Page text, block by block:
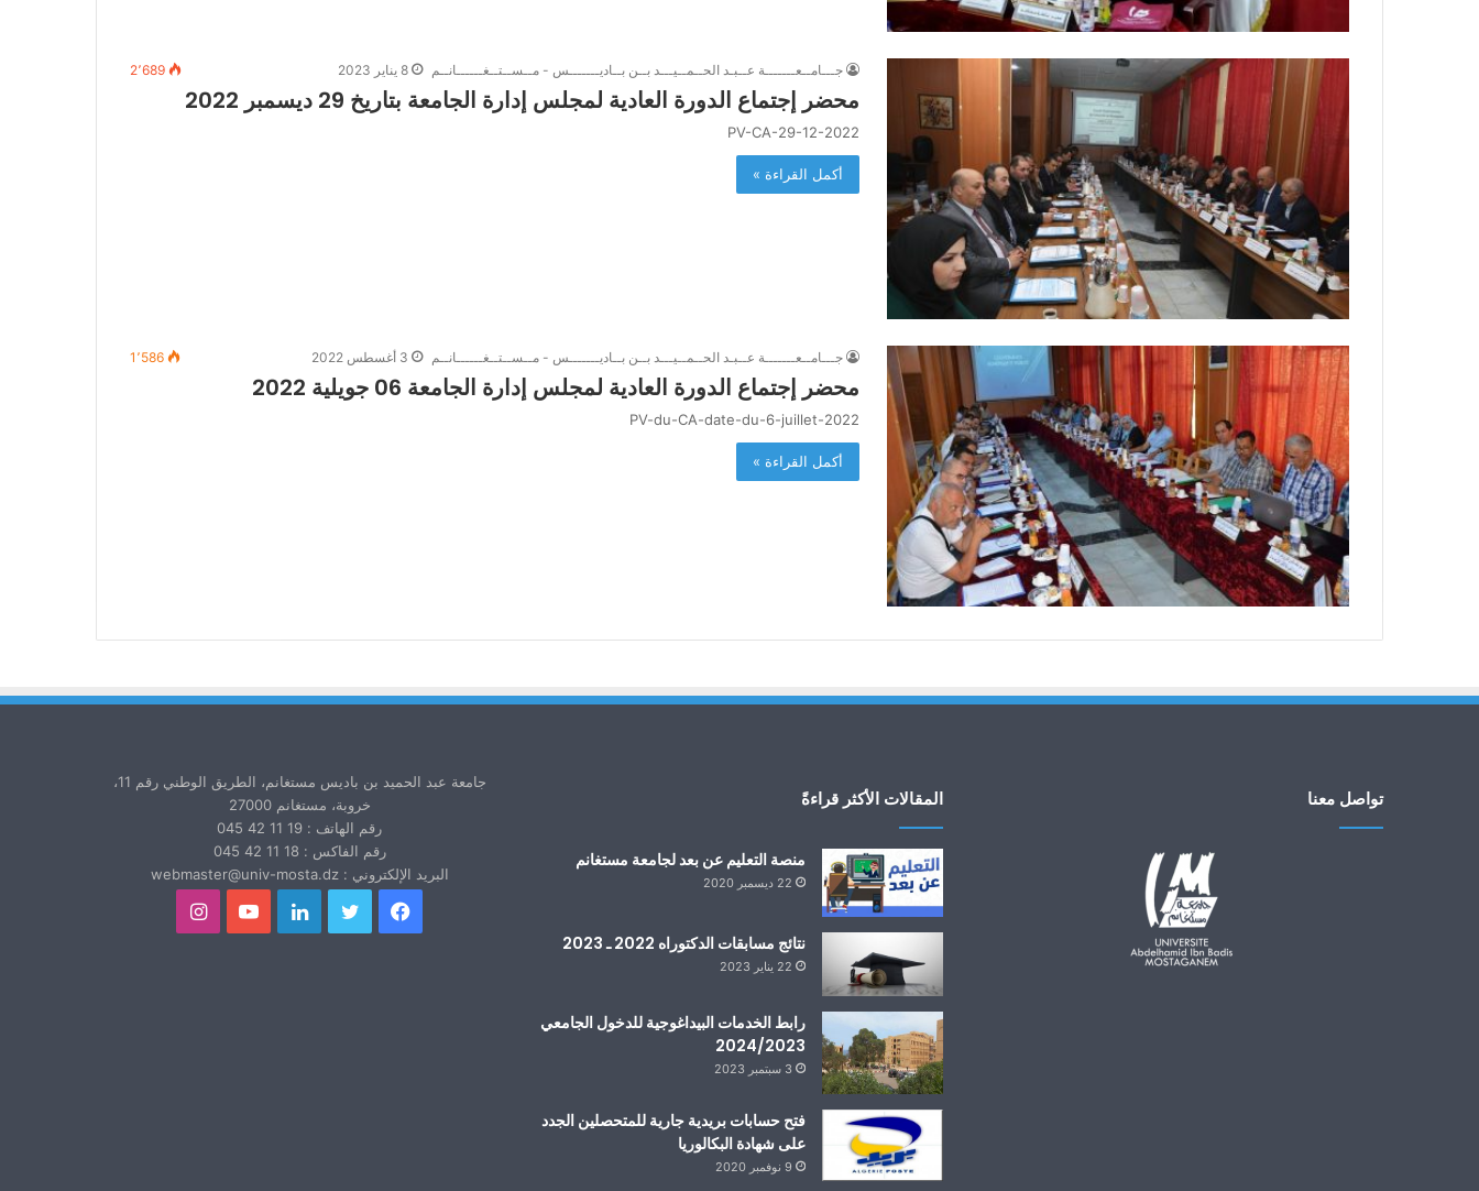
جـــامــعـــــــة عــبـد الحــمــيـــد بــن بــاديـــــــس - مــســتــغــــــانــم 8 يناير 2023 2٬689
محضر إجتماع الدورة العادية لمجلس إدارة الجامعة بتاريخ 29 ديسمبر 2022
PV-CA-29-12-2022
أكمل القراءة »
جـــامــعـــــــة عــبـد الحــمــيـــد بــن بــاديـــــــس - مــســتــغــــــانــم 3 أغسطس 2022 1٬586
محضر إجتماع الدورة العادية لمجلس إدارة الجامعة 06 جويلية 2022
PV-du-CA-date-du-6-juillet-2022
أكمل القراءة »
تواصل معنا المقالات الأكثر قراءةً
منصة التعليم عن بعد لجامعة مستغانم
22 ديسمبر 2020
نتائج مسابقات الدكتوراه 2022 ـ 2023
22 يناير 2023
رابط الخدمات البيداغوجية للدخول الجامعي
2024/2023
3 سبتمبر 2023
فتح حسابات بريدية جارية للمتحصلين الجدد
على شهادة البكالوريا
9 نوفمبر 2020
جامعة عبد الحميد بن باديس مستغانم، الطريق الوطني رقم 11،
خروبة، مستغانم 27000
رقم الهاتف : 19 11 42 045
رقم الفاكس : 18 11 42 045
البريد الإلكتروني : webmaster@univ-mosta.dz
فيسبوك تويتر لينكدإنيوتيوبانستقرام